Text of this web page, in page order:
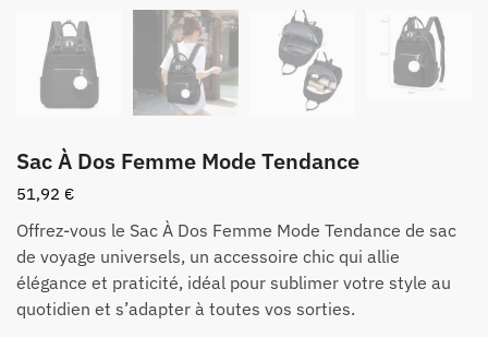
Sac À Dos Femme Mode Tendance
51,92 €
Offrez-vous le Sac À Dos Femme Mode Tendance de sac
de voyage universels, un accessoire chic qui allie
élégance et praticité, idéal pour sublimer votre style au
quotidien et s’adapter à toutes vos sorties.